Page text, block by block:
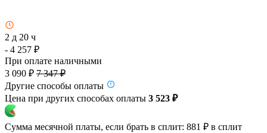
2 д 20 ч
- 4 257 ₽
При оплате наличными
3 090 ₽ 7 347 ₽
Другие способы оплаты
Цена при других способах оплаты 3 523 ₽
Сумма месячной платы, если брать в сплит: 881 ₽ в сплит